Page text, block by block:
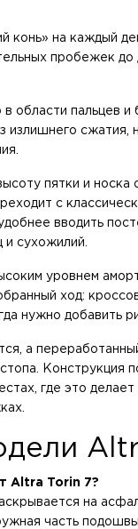
на каждый
пробежек
области пальцев
излишнего сжатия,
пятки и носка
с
вводить
сухожилий.
уровнем
ход:
нужно добавить
а
Конструкция
где это
Altra Torin 7?
на
часть